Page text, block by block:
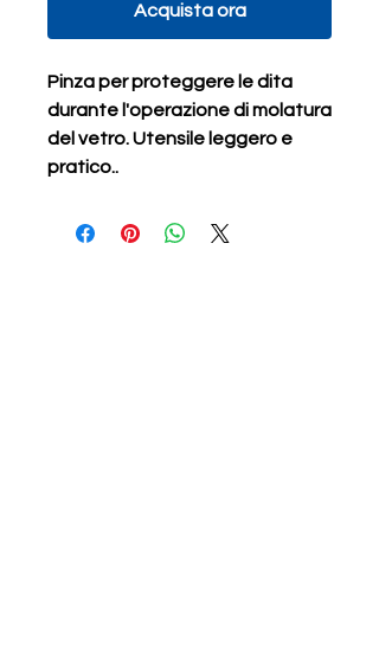
Acquista ora
Pinza per proteggere le dita
durante l'operazione di molatura
del vetro. Utensile leggero e
pratico..